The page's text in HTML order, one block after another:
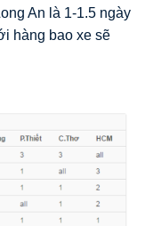
An là 1-1.5 ngày
hàng bao xe sẽ